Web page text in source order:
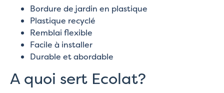
Bordure de jardin en plastique
Plastique recyclé
Remblai flexible
Facile à installer
Durable et abordable
A quoi sert Ecolat?